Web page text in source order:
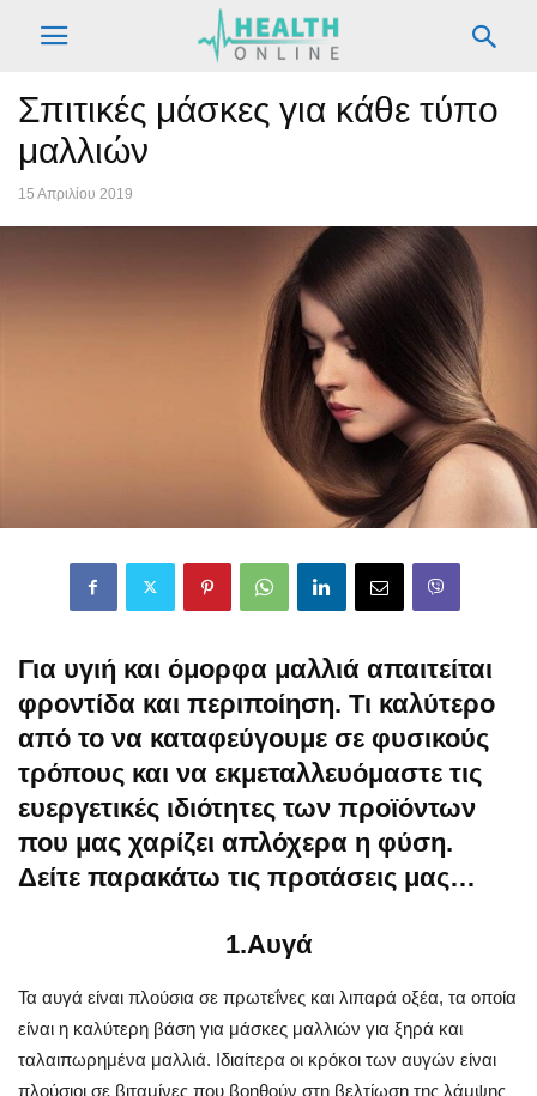
Σπιτικές μάσκες για κάθε τύπο
μαλλιών
15 Απριλίου 2019
Για υγιή και όμορφα μαλλιά απαιτείται
φροντίδα και περιποίηση. Τι καλύτερο
από το να καταφεύγουμε σε φυσικούς
τρόπους και να εκμεταλλευόμαστε τις
ευεργετικές ιδιότητες των προϊόντων
που μας χαρίζει απλόχερα η φύση.
Δείτε παρακάτω τις προτάσεις μας…
1.Αυγά
Τα αυγά είναι πλούσια σε πρωτεΐνες και λιπαρά οξέα, τα οποία
είναι η καλύτερη βάση για μάσκες μαλλιών για ξηρά και
ταλαιπωρημένα μαλλιά. Ιδιαίτερα οι κρόκοι των αυγών είναι
πλούσιοι σε βιταμίνες που βοηθούν στη βελτίωση της λάμψης